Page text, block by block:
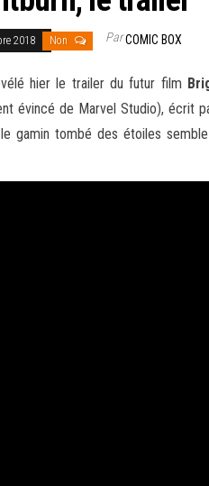
2018 Non ParCOMIC BOX
hier le trailer du futur film
évincé de Marvel Studio), écrit
le gamin tombé des étoiles